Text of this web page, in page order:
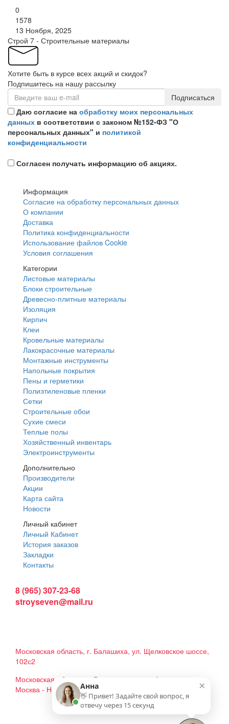
0
1578
13 Ноября, 2025
Строй 7 - Строительные материалы
Хотите быть в курсе всех акций и скидок?
Подпишитесь на нашу рассылку
Подписаться
Даю согласие на обработку моих персональных
данных в соответствии с законом №152-ФЗ "О
персональных данных" и политикой
конфиденциальности
Согласен получать информацию об акциях.
Информация
Согласие на обработку персональных данных
О компании
Доставка
Политика конфиденциальности
Использование файлов Cookie
Условия соглашения
Категории
Листовые материалы
Блоки строительные
Древесно-плитные материалы
Изоляция
Кирпич
Клеи
Кровельные материалы
Лакокрасочные материалы
Монтажные инструменты
Напольные покрытия
Пены и герметики
Полиэтиленовые пленки
Сетки
Строительные обои
Сухие смеси
Теплые полы
Хозяйственный инвентарь
Электроинструменты
Дополнительно
Производители
Акции
Карта сайта
Новости
Личный кабинет
Личный Кабинет
История заказов
Закладки
Контакты
8 (965) 307-23-68
stroyseven@mail.ru
Московская область, г. Балашиха, ул. Щелковское шоссе,
102с2
Московская область, г. Реутов, ул. шоссе Автомагистраль
Москва - Нижний Новгород, владение 19. Павильон Н2
Мы в соцсетях
×
Анна
👋 Привет! Задайте свой вопрос, я
отвечу через 15 секунд